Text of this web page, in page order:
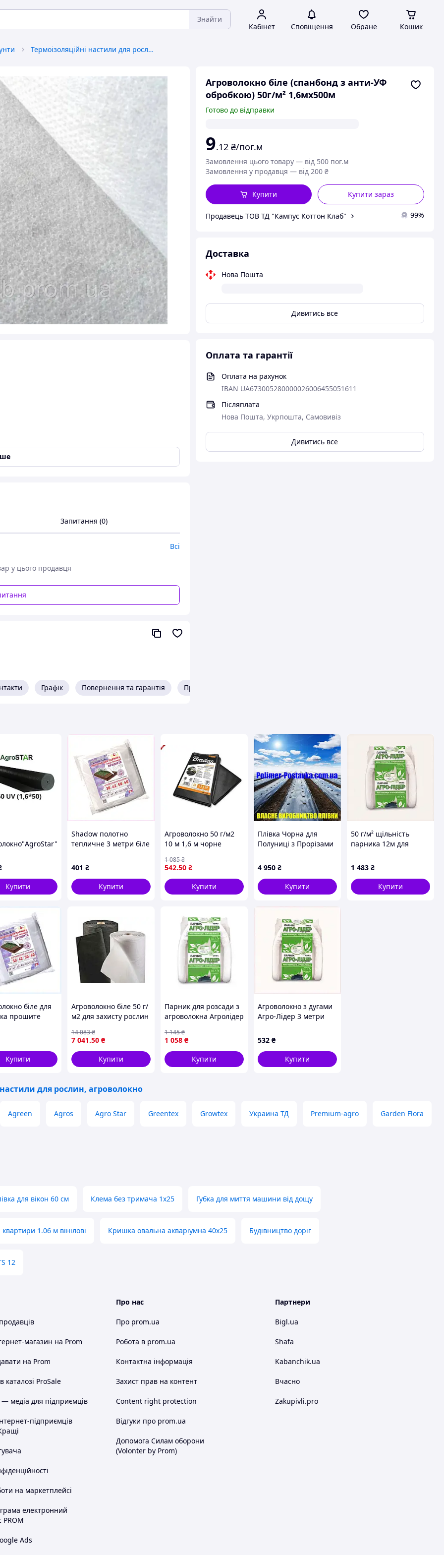
Знайти
Кабінет Сповіщення Обране Кошик
Термоізоляційні настили для рослин, агроволокно
Агроволокно біле (спанбонд з анти-УФ
обробкою) 50г/м² 1,6мх500м
Готово до відправки
9.12 ₴/пог.м
Замовлення цього товару — від 500 пог.м
Замовлення у продавця — від 200 ₴
Купити зараз
Купити
Продавець ТОВ ТД "Кампус Коттон Клаб" 99%
Доставка
Нова Пошта
Дивитись все
Оплата та гарантії
Оплата на рахунок
IBAN UA673005280000026006455051611
Післяплата
Нова Пошта, Укрпошта, Самовивіз
Дивитись все
призначається для побудови теплиць, захисту
(тільки на розрахунковий рахунок
Запитання (0)
Всі
у цього продавця
Графік Повернення та гарантія Про продавця
Купити
Shadow полотно
тепличне 3 метри біле
401 ₴
Купити
Агроволокно 50 г/м2
10 м 1,6 м чорне
бренда BRADAS для
надійного захисту
рослин
542.50 ₴
1 085₴
Купити
Плівка Чорна для
Полуниці з Прорізами
1,2 * 500м, 40мкм, на
2-3 роки
4 950 ₴
Купити
50 г/м² щільність
парника 12м для
847901EH1
1 483 ₴
Купити
біле для
прошите
Купити
Агроволокно біле 50 г/
м2 для захисту рослин
несприятливих умов
7 041.50 ₴
14 083₴
Купити
Парник для розсади з
агроволокна Агролідер
1 058 ₴
1 145₴
Купити
Агроволокно з дугами
Агро-Лідер 3 метри
532 ₴
Купити
для рослин, агроволокно
Agreen Agros Agro Star Greentex Growtex Украина ТД Premium-agro Garden Flora
для вікон 60 см Клемa без тримача 1х25 Губка для миття машини від дощу
1.06 м вінілові Кришка овальна акваріумна 40х25 Будівництво доріг
12
магазин на Prom
на Prom
каталозі ProSale
медіа для підприємців
підприємців
на маркетплейсі
електронний
PROM
Ads
Про нас
Про prom.ua
Робота в prom.ua
Контактна інформація
Захист прав на контент
Content right protection
Відгуки про prom.ua
Допомога Силам оборони
(Volonter by Prom)
Партнери
Bigl.ua
Shafa
Kabanchik.ua
Вчасно
Zakupivli.pro